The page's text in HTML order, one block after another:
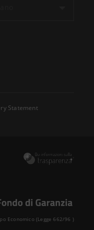
Statement
Economico (Legge 662/96 )